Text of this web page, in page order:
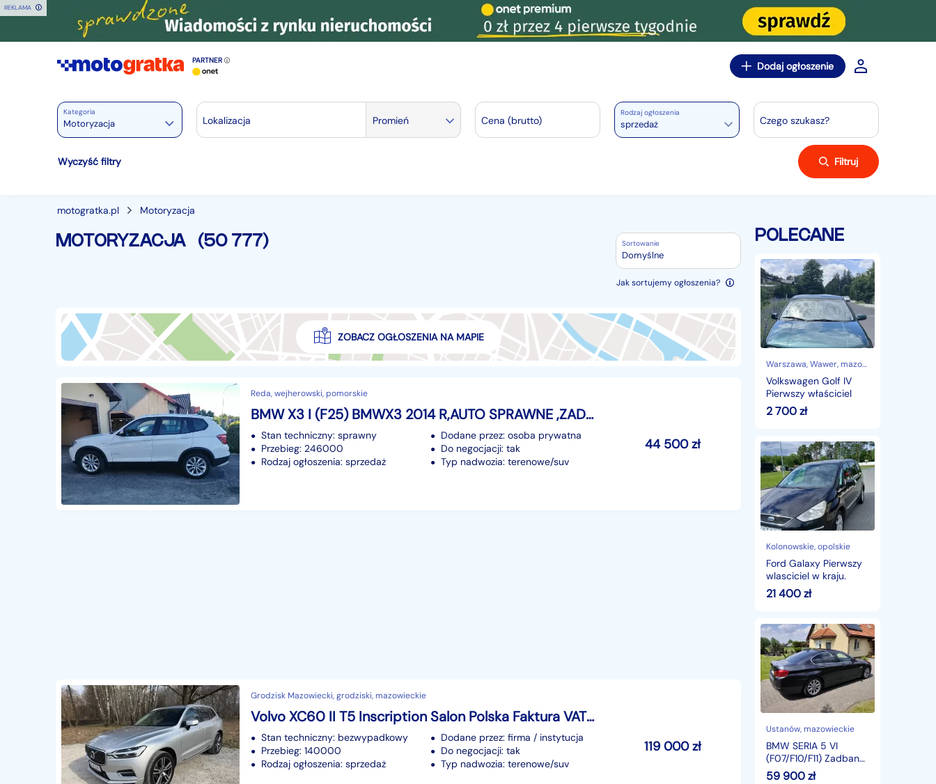
REKLAMA
PARTNER Dodaj ogłoszenie
Kategoria
Motoryzacja
Motoryzacja
Osobowe
28432
Dostawcze 3525
Maszyny budowlane 827
Przyczepy i naczepy 428
Części samochodowe
Pojazdy specjalistyczne
Sprzęt wodny 60
Pozostałe 1066
Lokalizacja Promień Cena (brutto)
Rodzaj ogłoszenia
sprzedaż Czego szukasz?
Wyczyść filtry Filtruj
motogratka.pl Motoryzacja
MOTORYZACJA (50 777) Sortowanie
Domyślne
Jak sortujemy ogłoszenia?
ZOBACZ OGŁOSZENIA NA MAPIE
Reda, wejherowski, pomorskie
BMW X3 I (F25) BMWX3 2014 R,AUTO SPRAWNE ,ZADBANE, WSIĄŚĆ I JECHAĆ
Stan techniczny: sprawny
Przebieg: 246000
Rodzaj ogłoszenia: sprzedaż
Dodane przez: osoba prywatna
Do negocjacji: tak
Typ nadwozia: terenowe/suv
44 500zł
Grodzisk Mazowiecki, grodziski, mazowieckie
Volvo XC60 II T5 Inscription Salon Polska Faktura VAT23% 1 Właściciel
Stan techniczny: bezwypadkowy
Przebieg: 140000
Rodzaj ogłoszenia: sprzedaż
Dodane przez: firma / instytucja
Do negocjacji: tak
Typ nadwozia: terenowe/suv
119 000zł
POLECANE
Volkswagen
Golf
IV
Pierwszy
właściciel
Warszawa, Wawer, mazowieckie
Volkswagen Golf IV
Pierwszy właściciel
2 700zł
Ford
Galaxy
Pierwszy
wlasciciel
w
kraju.
Kolonowskie, opolskie
Ford Galaxy Pierwszy
wlasciciel w kraju.
21 400zł
BMW
SERIA
5
VI
(F07/F10/F11)
Zadbane
BMW
528i
XDrive
Ustanów, mazowieckie
BMW SERIA 5 VI
(F07/F10/F11) Zadbane
BMW 528i XDrive
59 900zł